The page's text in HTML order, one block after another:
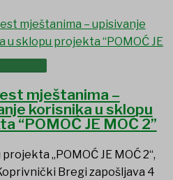
mještanima –
korisnika u sklopu
“POMOĆ JE MOĆ 2”
„POMOĆ JE MOĆ 2“,
Bregi zapošljava 4